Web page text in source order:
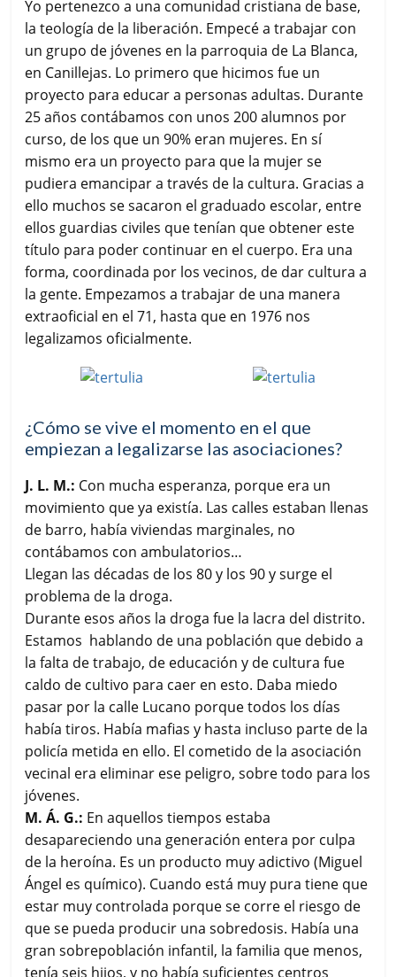
Yo pertenezco a una comunidad cristiana de base,
la teología de la liberación. Empecé a trabajar con
un grupo de jóvenes en la parroquia de La Blanca,
en Canillejas. Lo primero que hicimos fue un
proyecto para educar a personas adultas. Durante
25 años contábamos con unos 200 alumnos por
curso, de los que un 90% eran mujeres. En sí
mismo era un proyecto para que la mujer se
pudiera emancipar a través de la cultura. Gracias a
ello muchos se sacaron el graduado escolar, entre
ellos guardias civiles que tenían que obtener este
título para poder continuar en el cuerpo. Era una
forma, coordinada por los vecinos, de dar cultura a
la gente. Empezamos a trabajar de una manera
extraoficial en el 71, hasta que en 1976 nos
legalizamos oficialmente.
¿Cómo se vive el momento en el que
empiezan a legalizarse las asociaciones?
J. L. M.: Con mucha esperanza, porque era un
movimiento que ya existía. Las calles estaban llenas
de barro, había viviendas marginales, no
contábamos con ambulatorios…
Llegan las décadas de los 80 y los 90 y surge el
problema de la droga.
Durante esos años la droga fue la lacra del distrito.
Estamos hablando de una población que debido a
la falta de trabajo, de educación y de cultura fue
caldo de cultivo para caer en esto. Daba miedo
pasar por la calle Lucano porque todos los días
había tiros. Había mafias y hasta incluso parte de la
policía metida en ello. El cometido de la asociación
vecinal era eliminar ese peligro, sobre todo para los
jóvenes.
M. Á. G.: En aquellos tiempos estaba
desapareciendo una generación entera por culpa
de la heroína. Es un producto muy adictivo (Miguel
Ángel es químico). Cuando está muy pura tiene que
estar muy controlada porque se corre el riesgo de
que se pueda producir una sobredosis. Había una
gran sobrepoblación infantil, la familia que menos,
tenía seis hijos, y no había suficientes centros